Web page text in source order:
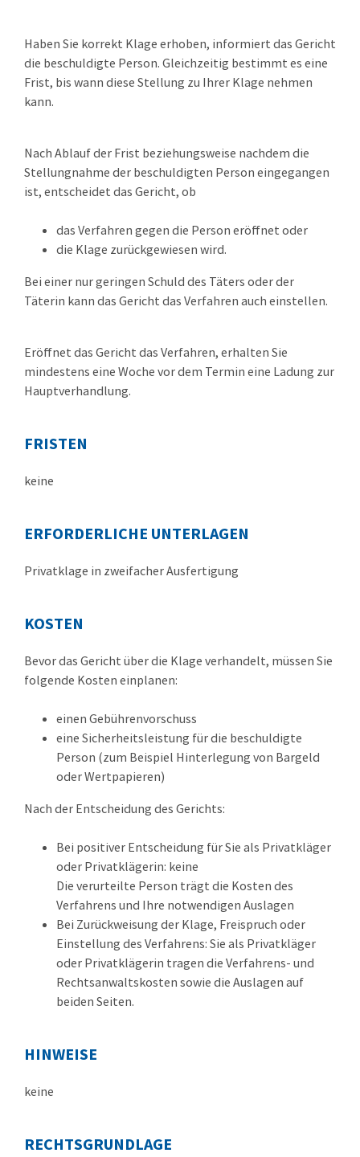
Haben Sie korrekt Klage erhoben, informiert das Gericht
die beschuldigte Person. Gleichzeitig bestimmt es eine
Frist, bis wann diese Stellung zu Ihrer Klage nehmen
kann.
Nach Ablauf der Frist beziehungsweise nachdem die
Stellungnahme der beschuldigten Person eingegangen
ist, entscheidet das Gericht, ob
das Verfahren gegen die Person eröffnet oder
die Klage zurückgewiesen wird.
Bei einer nur geringen Schuld des Täters oder der
Täterin kann das Gericht das Verfahren auch einstellen.
Eröffnet das Gericht das Verfahren, erhalten Sie
mindestens eine Woche vor dem Termin eine Ladung zur
Hauptverhandlung.
FRISTEN
keine
ERFORDERLICHE UNTERLAGEN
Privatklage in zweifacher Ausfertigung
KOSTEN
Bevor das Gericht über die Klage verhandelt, müssen Sie
folgende Kosten einplanen:
einen Gebührenvorschuss
eine Sicherheitsleistung für die beschuldigte
Person (zum Beispiel Hinterlegung von Bargeld
oder Wertpapieren)
Nach der Entscheidung des Gerichts:
Bei positiver Entscheidung für Sie als Privatkläger
oder Privatklägerin: keine
Die verurteilte Person trägt die Kosten des
Verfahrens und Ihre notwendigen Auslagen
Bei Zurückweisung der Klage, Freispruch oder
Einstellung des Verfahrens: Sie als Privatkläger
oder Privatklägerin tragen die Verfahrens- und
Rechtsanwaltskosten sowie die Auslagen auf
beiden Seiten.
HINWEISE
keine
RECHTSGRUNDLAGE